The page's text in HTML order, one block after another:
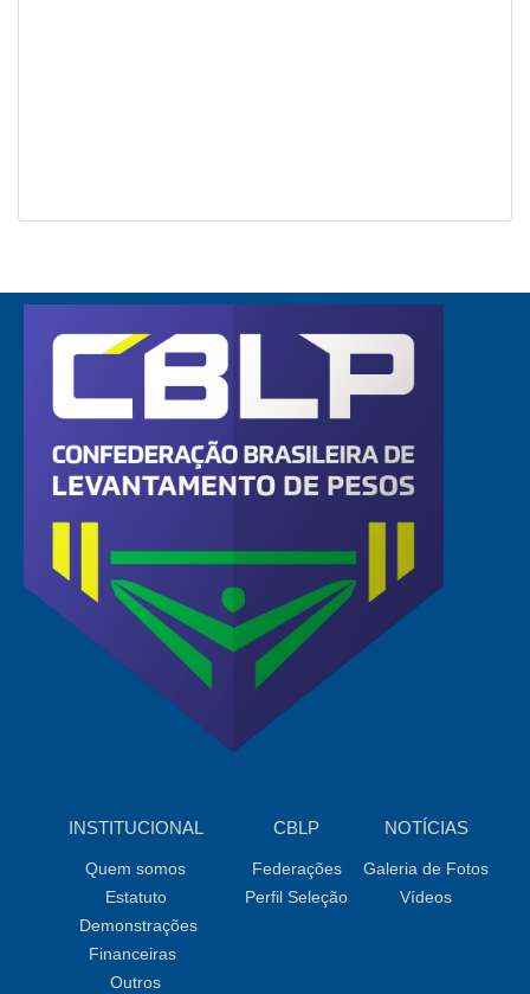
INSTITUCIONAL
Quem somos
Estatuto
Demonstrações
Financeiras
Outros
CBLP
Federações
Perfil Seleção
NOTÍCIAS
Galeria de Fotos
Vídeos